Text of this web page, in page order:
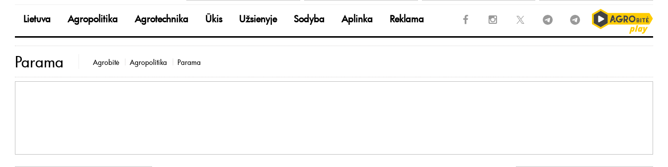
Lietuva Agropolitika Agrotechnika Ūkis Užsienyje Sodyba Aplinka Reklama
Parama Agrobitė Agropolitika Parama